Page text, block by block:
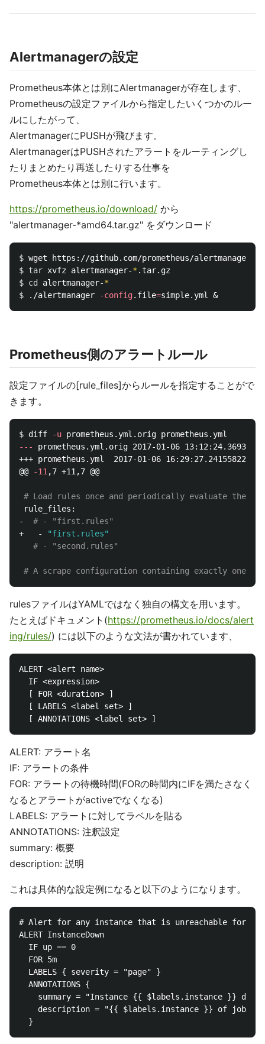
Alertmanagerの設定
Prometheus本体とは別にAlertmanagerが存在します、
Prometheusの設定ファイルから指定したいくつかのルー
ルにしたがって、
AlertmanagerにPUSHが飛びます。
AlertmanagerはPUSHされたアラートをルーティングし
たりまとめたり再送したりする仕事を
Prometheus本体とは別に行います。
https://prometheus.io/download/ から
"alertmanager-*amd64.tar.gz" をダウンロード
$
$ tar xvfz alertmanager-*
$ cd alertmanager-*
$
./alertmanager -config.file=
Prometheus側のアラートルール
設定ファイルの[rule_files]からルールを指定することがで
きます。
$ diff -u
---
prometheus.yml.orig	2017-01-06 13:12:24.369322429 +0900
+++ prometheus.yml	2017-01-06 16:29:27.241558224 +0900
@@
-11 ,7 +11,7 @@
# Load rules once and periodically evaluate
rule_files:
- # - "first.rules"
+   -
"first.rules"
# - "second.rules"
# A scrape configuration containing exactly one
rulesファイルはYAMLではなく独自の構文を用います。
たとえばドキュメント(https://prometheus.io/docs/alert
ing/rules/) には以下のような文法が書かれています、
ALERT <alert name>
  IF <expression>
  [ FOR <duration> ]
  [ LABELS <label set> ]
ALERT: アラート名
IF: アラートの条件
FOR: アラートの待機時間(FORの時間内にIFを満たさなく
なるとアラートがactiveでなくなる)
LABELS: アラートに対してラベルを貼る
ANNOTATIONS: 注釈設定
summary: 概要
description: 説明
これは具体的な設定例になると以下のようになります。
# Alert for any instance that is unreachable for >5
ALERT InstanceDown
  IF up == 0
  FOR 5m
  LABELS { severity = "page" }
  ANNOTATIONS {
summary = "Instance {{ $labels.instance }}
description = "{{ $labels.instance }} of job